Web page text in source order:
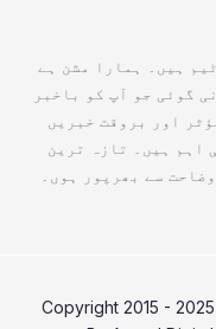
ہیں۔ ہمارا مشن ہے
گوئی جو آپ کو باخبر
اور بروقت خبریں
اہم ہیں۔ تازہ ترین
سے بھرپور ہوں۔
© Copyright 2015 -